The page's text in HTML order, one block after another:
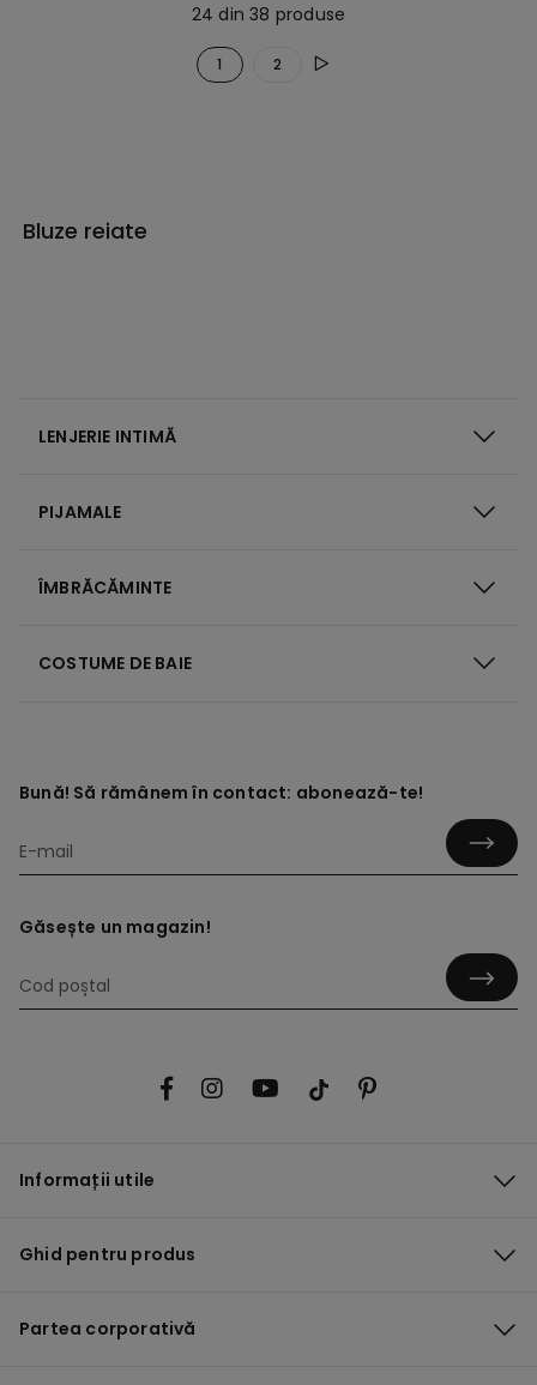
24 din 38 produse
1 2
Bluze reiate
LENJERIE INTIMĂ
PIJAMALE
ÎMBRĂCĂMINTE
COSTUME DE BAIE
Bună! Să rămânem în contact: abonează-te!
Găsește un magazin!
Informații utile
Ghid pentru produs
Partea corporativă